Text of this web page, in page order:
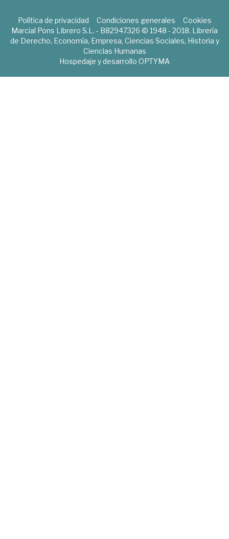
Política de privacidad Condiciones generales
Cookies
Marcial Pons Librero S.L. - B82947326 © 1948 - 2018. Librería
de Derecho, Economía, Empresa, Ciencias Sociales, Historia y
Ciencias Humanas
Hospedaje y desarrollo OPTYMA